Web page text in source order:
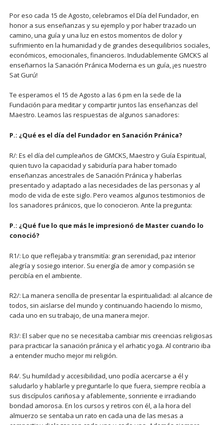
Por eso cada 15 de Agosto, celebramos el Día del Fundador, en
honor a sus enseñanzas y su ejemplo y por haber trazado un
camino, una guía y una luz en estos momentos de dolor y
sufrimiento en la humanidad y de grandes desequilibrios sociales,
económicos, emocionales, financieros. Indudablemente GMCKS al
enseñarnos la Sanación Pránica Moderna es un guía, ¡es nuestro
Sat Gurú!
Te esperamos el 15 de Agosto a las 6 pm en la sede de la
Fundación para meditar y compartir juntos las enseñanzas del
Maestro. Leamos las respuestas de algunos sanadores:
P.: ¿Qué es el día del Fundador en Sanación Pránica?
R/: Es el día del cumpleaños de GMCKS, Maestro y Guía Espiritual,
quien tuvo la capacidad y sabiduría para haber tomado
enseñanzas ancestrales de Sanación Pránica y haberlas
presentado y adaptado a las necesidades de las personas y al
modo de vida de este siglo. Pero veamos algunos testimonios de
los sanadores pránicos, que lo conocieron. Ante la pregunta:
P.: ¿Qué fue lo que más le impresionó de Master cuando lo
conoció?
R1/: Lo que reflejaba y transmitía: gran serenidad, paz interior
alegría y sosiego interior. Su energía de amor y compasión se
percibía en el ambiente.
R2/: La manera sencilla de presentar la espiritualidad: al alcance de
todos, sin aislarse del mundo y continuando haciendo lo mismo,
cada uno en su trabajo, de una manera mejor.
R3/: El saber que no se necesitaba cambiar mis creencias religiosas
para practicar la sanación pránica y el arhatic yoga. Al contrario iba
a entender mucho mejor mi religión.
R4/. Su humildad y accesibilidad, uno podía acercarse a él y
saludarlo y hablarle y preguntarle lo que fuera, siempre recibía a
sus discípulos cariñosa y afablemente, sonriente e irradiando
bondad amorosa. En los cursos y retiros con él, a la hora del
almuerzo se sentaba un rato en cada una de las mesas a